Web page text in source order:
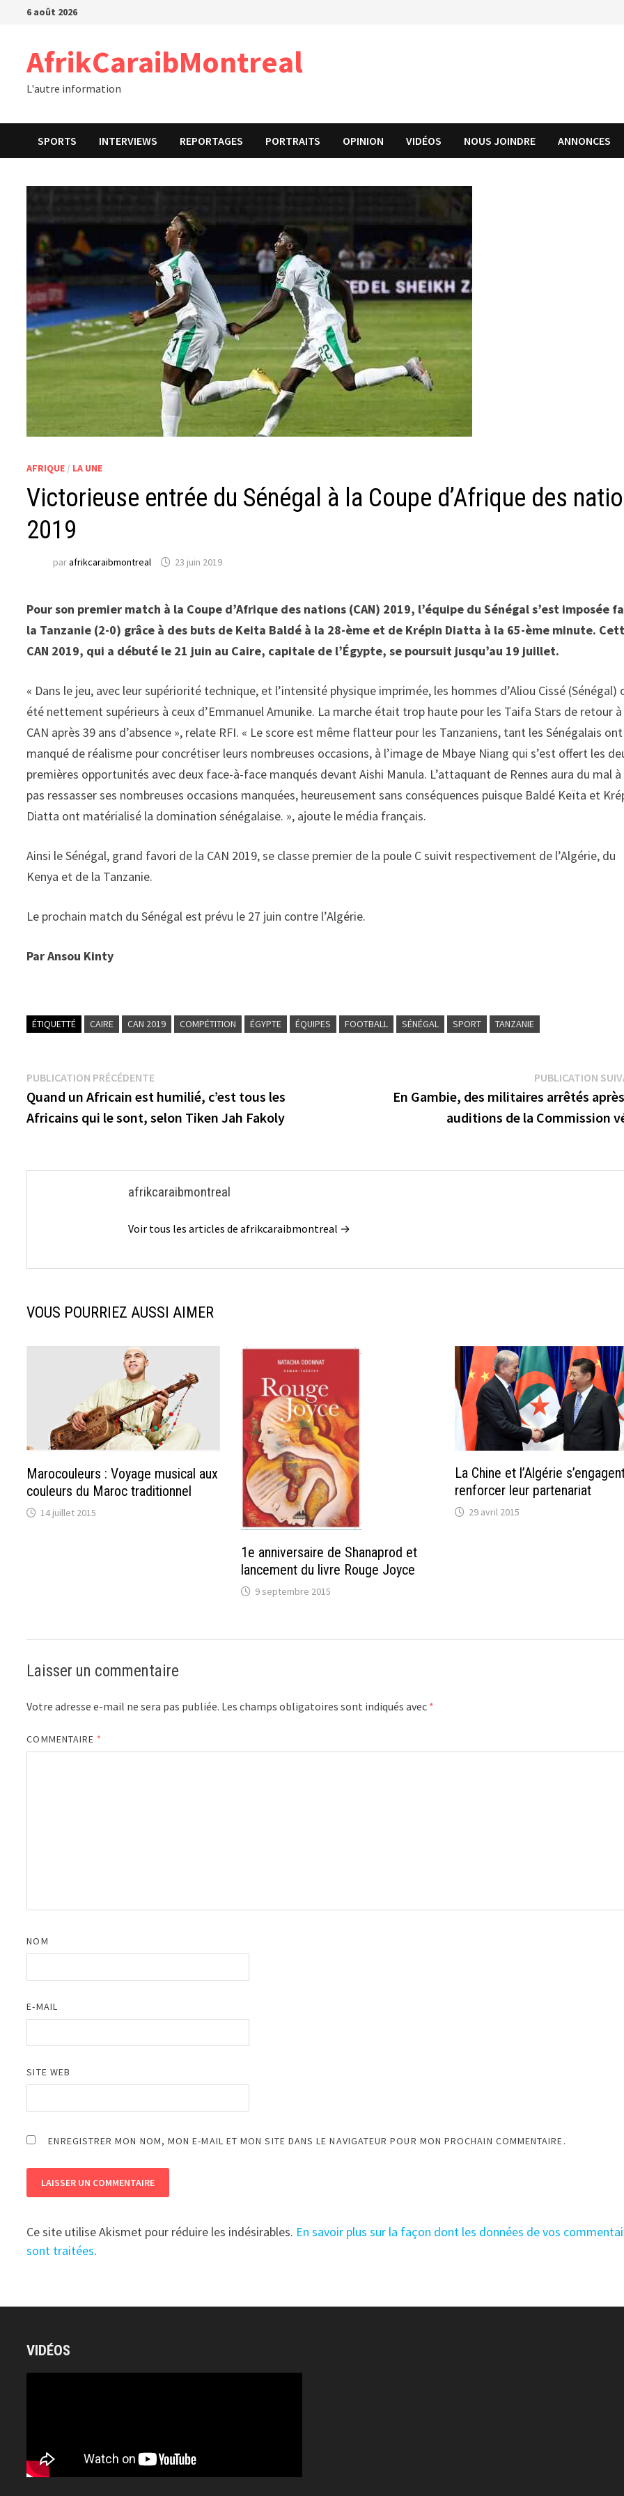
Passer6 août 2026
AfrikCaraibMontreal
L'autre information
SPORTS INTERVIEWS REPORTAGES PORTRAITS OPINION VIDÉOS NOUS JOINDRE ANNONCES
AFRIQUE / LA UNE
Victorieuse entrée du Sénégal à la Coupe d’Afrique des
2019
parafrikcaraibmontreal 23 juin 2019
Pour son premier match à la Coupe d’Afrique des nations (CAN) 2019, l’équipe du Sénégal s’est imposée
la Tanzanie (2-0) grâce à des buts de Keita Baldé à la 28-ème et de Krépin Diatta à la 65-ème minute.
CAN 2019, qui a débuté le 21 juin au Caire, capitale de l’Égypte, se poursuit jusqu’au 19 juillet.
« Dans le jeu, avec leur supériorité technique, et l’intensité physique imprimée, les hommes d’Aliou Cissé (Sénégal)
été nettement supérieurs à ceux d’Emmanuel Amunike. La marche était trop haute pour les Taifa Stars de retour
CAN après 39 ans d’absence », relate RFI. « Le score est même flatteur pour les Tanzaniens, tant les Sénégalais ont
manqué de réalisme pour concrétiser leurs nombreuses occasions, à l’image de Mbaye Niang qui s’est offert les
premières opportunités avec deux face-à-face manqués devant Aishi Manula. L’attaquant de Rennes aura du mal à
pas ressasser ses nombreuses occasions manquées, heureusement sans conséquences puisque Baldé Keïta et
Diatta ont matérialisé la domination sénégalaise. », ajoute le média français.
Ainsi le Sénégal, grand favori de la CAN 2019, se classe premier de la poule C suivit respectivement de l’Algérie, du
Kenya et de la Tanzanie.
Le prochain match du Sénégal est prévu le 27 juin contre l’Algérie.
Par Ansou Kinty
ÉTIQUETTÉ CAIRE CAN 2019 COMPÉTITION ÉGYPTE ÉQUIPES FOOTBALL SÉNÉGAL SPORT TANZANIE
Navigation
de
l’article
PUBLICATION PRÉCÉDENTEPublication
précédente :
Quand un Africain est humilié, c’est tous les
Africains qui le sont, selon Tiken Jah Fakoly
PUBLICATION
En Gambie, des militaires arrêtés
auditions de la Commission
afrikcaraibmontreal
Voir tous les articles de afrikcaraibmontreal →
VOUS POURRIEZ AUSSI AIMER
Marocouleurs : Voyage musical aux
couleurs du Maroc traditionnel
14 juillet 2015
1e anniversaire de Shanaprod et
lancement du livre Rouge Joyce
9 septembre 2015
La Chine et l’Algérie
renforcer leur partenariat
29 avril 2015
Laisser un commentaire
Votre adresse e-mail ne sera pas publiée. Les champs obligatoires sont indiqués avec *
COMMENTAIRE *
NOM
E-MAIL
SITE WEB
ENREGISTRER MON NOM, MON E-MAIL ET MON SITE DANS LE NAVIGATEUR POUR MON PROCHAIN COMMENTAIRE.
Ce site utilise Akismet pour réduire les indésirables. En savoir plus sur la façon dont les données de vos
sont traitées.
VIDÉOS